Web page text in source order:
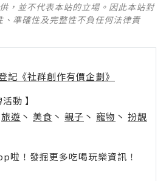
，並不代表本站的立場。因此本站對
準確性及完整性不負任何法律責
記《社群創作有價企劃》
動 】
旅遊 丶 美食 丶 親子 丶 寵物 丶 扮靚
！發掘更多吃喝玩樂資訊！